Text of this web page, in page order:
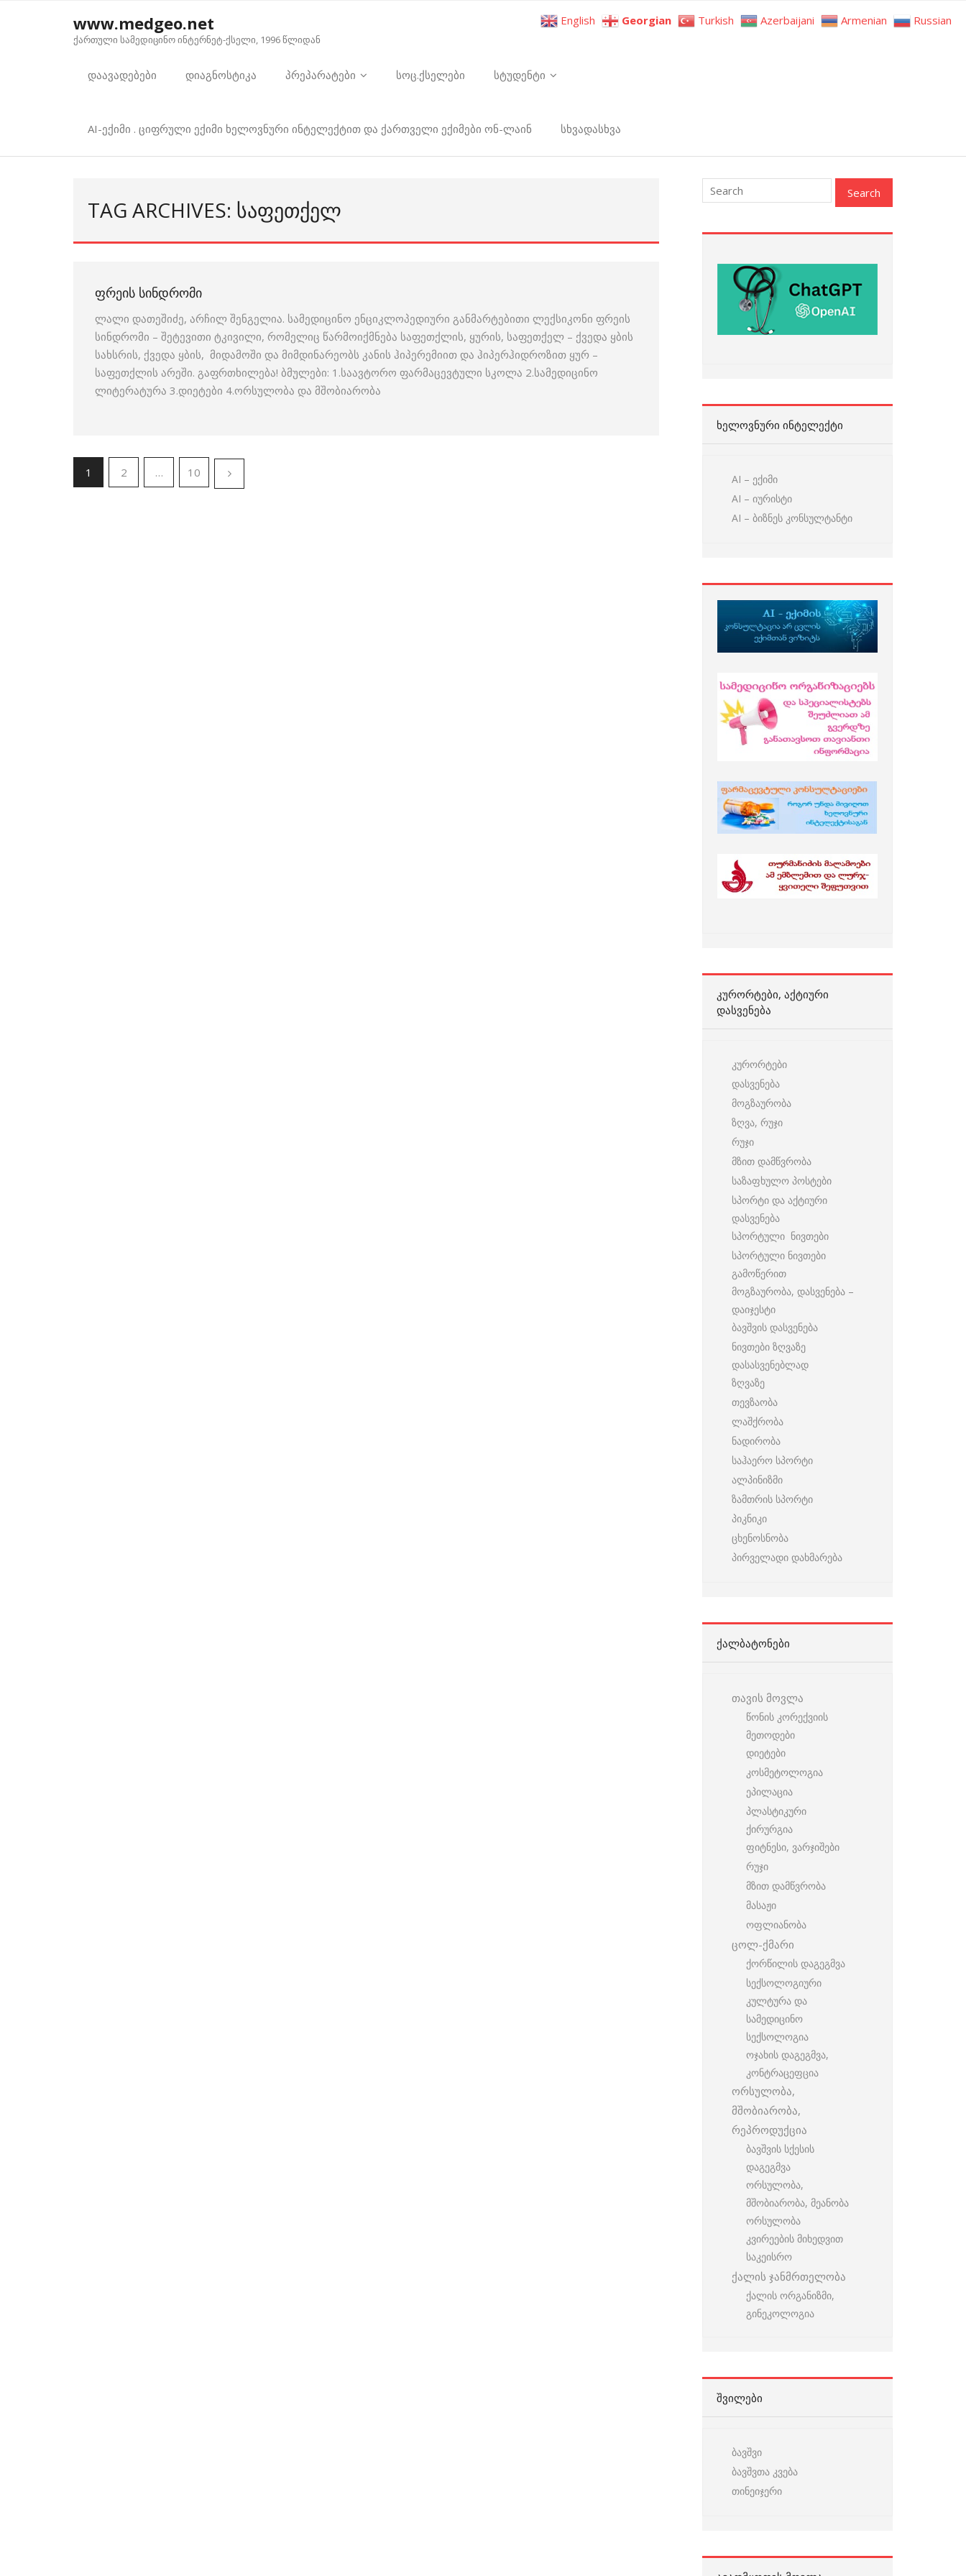
www.medgeo.net
ქართული სამედიცინო ინტერნეტ-ქსელი, 1996 წლიდან
დაავადებები დიაგნოსტიკა პრეპარატები სოც.ქსელები სტუდენტი
AI-ექიმი . ციფრული ექიმი ხელოვნური ინტელექტით და ქართველი ექიმები ონ-ლაინ სხვადასხვა
TAG ARCHIVES: ᲡᲐᲤᲔᲗᲥᲔᲚ
ᲤᲠᲔᲘᲡ ᲡᲘᲜᲓᲠᲝᲛᲘ
ლალი დათეშიძე, არჩილ შენგელია. სამედიცინო ენციკლოპედიური განმარტებითი ლექსიკონი ფრეის
სინდრომი – შეტევითი ტკივილი, რომელიც წარმოიქმნება საფეთქლის, ყურის, საფეთქელ – ქვედა ყბის
სახსრის, ქვედა ყბის, მიდამოში და მიმდინარეობს კანის ჰიპერემიით და ჰიპერჰიდროზით ყურ –
საფეთქლის არეში. გაფრთხილება! ბმულები: 1.საავტორო ფარმაცევტული სკოლა 2.სამედიცინო
ლიტერატურა 3.დიეტები 4.ორსულობა და მშობიარობა
1 2 … 10
ᲮᲔᲚᲝᲕᲜᲣᲠᲘ ᲘᲜᲢᲔᲚᲔᲥᲢᲘ
AI – ექიმი
AI – იურისტი
AI – ბიზნეს კონსულტანტი
ᲙᲣᲠᲝᲠᲢᲔᲑᲘ, ᲐᲥᲢᲘᲣᲠᲘ
ᲓᲐᲡᲕᲔᲜᲔᲑᲐ
კურორტები
დასვენება
მოგზაურობა
ზღვა, რუჯი
რუჯი
მზით დამწვრობა
საზაფხულო პოსტები
სპორტი და აქტიური
დასვენება
სპორტული ნივთები
სპორტული ნივთები
გამოწერით
მოგზაურობა, დასვენება –
დაიჯესტი
ბავშვის დასვენება
ნივთები ზღვაზე
დასასვენებლად
ზღვაზე
თევზაობა
ლაშქრობა
ნადირობა
საჰაერო სპორტი
ალპინიზმი
ზამთრის სპორტი
პიკნიკი
ცხენოსნობა
პირველადი დახმარება
ᲥᲐᲚᲑᲐᲢᲝᲜᲔᲑᲘ
თავის მოვლა
წონის კორექვიის
მეთოდები
დიეტები
კოსმეტოლოგია
ეპილაცია
პლასტიკური
ქირურგია
ფიტნესი, ვარჯიშები
რუჯი
მზით დამწვრობა
მასაჟი
ოფლიანობა
ცოლ-ქმარი
ქორწილის დაგეგმვა
სექსოლოგიური
კულტურა და
სამედიცინო
სექსოლოგია
ოჯახის დაგეგმვა,
კონტრაცეფცია
ორსულობა,
მშობიარობა,
რეპროდუქცია
ბავშვის სქესის
დაგეგმვა
ორსულობა,
მშობიარობა, მეანობა
ორსულობა
კვირეების მიხედვით
საკეისრო
ქალის ჯანმრთელობა
ქალის ორგანიზმი,
გინეკოლოგია
ᲨᲕᲘᲚᲔᲑᲘ
ბავშვი
ბავშვთა კვება
თინეიჯერი
English Georgian Turkish Azerbaijani Armenian Russian